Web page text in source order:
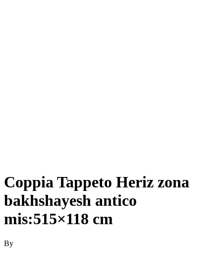
Coppia Tappeto Heriz zona
bakhshayesh antico
mis:515×118 cm
By